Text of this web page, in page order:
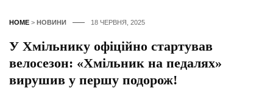
HOME > НОВИНИ 18 ЧЕРВНЯ, 2025
У Хмільнику офіційно стартував
велосезон: «Хмільник на педалях»
вирушив у першу подорож!